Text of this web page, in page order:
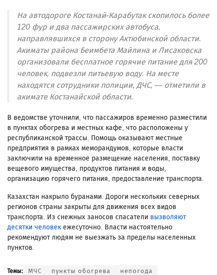
На автодороге Костанай-Карабутак скопилось более
120 фур и два пассажирских автобуса,
направлявшихся в сторону Актюбинской области.
Акиматы района Беимбета Майлина и Лисаковска
организовали бесплатное горячие питание для 200
человек, подвезли питьевую воду. На месте
находятся сотрудники полиции, ДЧС, — отметили в
акимате Костанайской области.
В ведомстве уточнили, что пассажиров временно разместили
в пунктах обогрева и местных кафе, что расположены у
республиканской трассы. Помощь оказывают местные
предприятия в рамках меморандумов, которые власти
заключили на временное размещение населения, поставку
вещевого имущества, продуктов питания и воды,
организацию горячего питания, предоставление транспорта.
Казахстан накрыло буранами. Дороги нескольких северных
регионов страны закрыты для движения всех видов
транспорта. Из снежных заносов спасатели вызволяют
десятки человек ежесуточно. Власти настоятельно
рекомендуют людям не выезжать за пределы населенных
пунктов.
Темы: МЧС пункты обогрева непогода